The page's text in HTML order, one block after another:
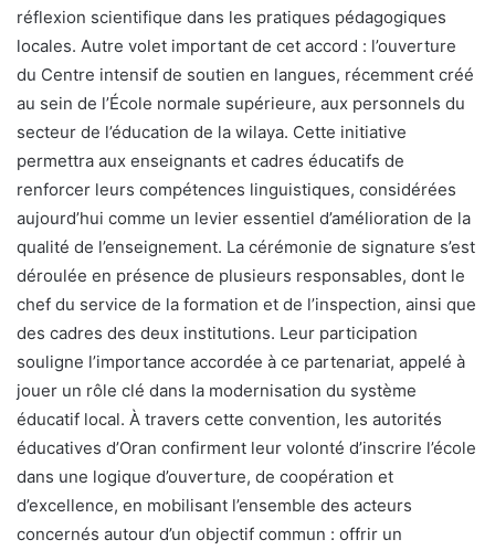
réflexion scientifique dans les pratiques pédagogiques
locales. Autre volet important de cet accord : l’ouverture
du Centre intensif de soutien en langues, récemment créé
au sein de l’École normale supérieure, aux personnels du
secteur de l’éducation de la wilaya. Cette initiative
permettra aux enseignants et cadres éducatifs de
renforcer leurs compétences linguistiques, considérées
aujourd’hui comme un levier essentiel d’amélioration de la
qualité de l’enseignement. La cérémonie de signature s’est
déroulée en présence de plusieurs responsables, dont le
chef du service de la formation et de l’inspection, ainsi que
des cadres des deux institutions. Leur participation
souligne l’importance accordée à ce partenariat, appelé à
jouer un rôle clé dans la modernisation du système
éducatif local. À travers cette convention, les autorités
éducatives d’Oran confirment leur volonté d’inscrire l’école
dans une logique d’ouverture, de coopération et
d’excellence, en mobilisant l’ensemble des acteurs
concernés autour d’un objectif commun : offrir un